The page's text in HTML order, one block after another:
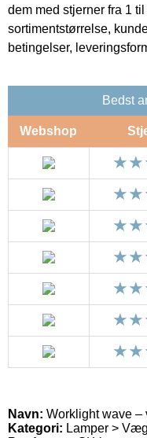
dem med stjerner fra 1
sortimentstørrelse,
betingelser,
Bedst
Webshop
Navn: Worklight wave
Kategori: Lamper >